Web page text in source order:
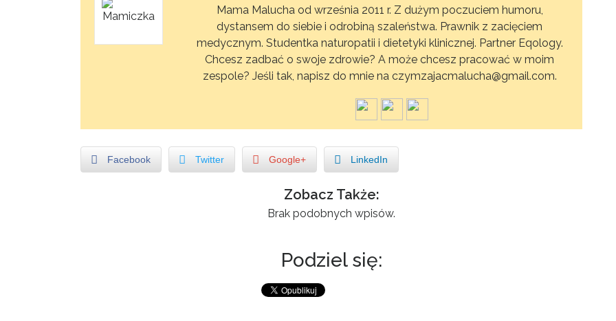
Mama Malucha od września 2011 r. Z dużym poczuciem humoru,
dystansem do siebie i odrobiną szaleństwa. Prawnik z zacięciem
medycznym. Studentka naturopatii i dietetyki klinicznej. Partner Eqology.
Chcesz zadbać o swoje zdrowie? A może chcesz pracować w moim
zespole? Jeśli tak, napisz do mnie na czymzajacmalucha@gmail.com.
Facebook Twitter Google+ LinkedIn
Zobacz Także:
Brak podobnych wpisów.
Podziel się: